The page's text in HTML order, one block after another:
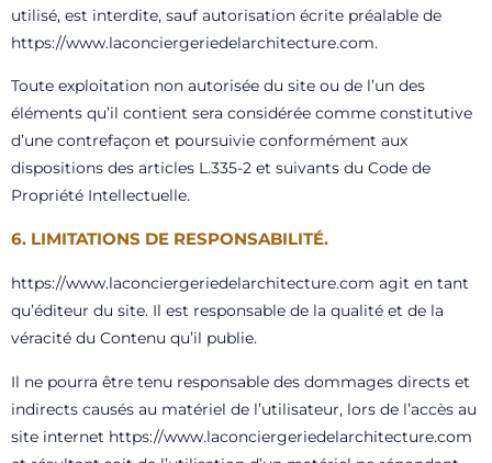
utilisé, est interdite, sauf autorisation écrite préalable de
https://www.laconciergeriedelarchitecture.com.
Toute exploitation non autorisée du site ou de l’un des
éléments qu’il contient sera considérée comme constitutive
d’une contrefaçon et poursuivie conformément aux
dispositions des articles L.335-2 et suivants du Code de
Propriété Intellectuelle.
6. LIMITATIONS DE RESPONSABILITÉ.
https://www.laconciergeriedelarchitecture.com agit en tant
qu’éditeur du site. Il est responsable de la qualité et de la
véracité du Contenu qu’il publie.
Il ne pourra être tenu responsable des dommages directs et
indirects causés au matériel de l’utilisateur, lors de l’accès au
site internet https://www.laconciergeriedelarchitecture.com